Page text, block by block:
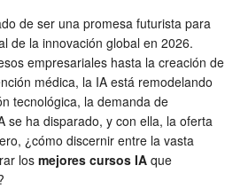
de ser una promesa futurista para
de la innovación global en 2026.
empresariales hasta la creación de
médica, la IA está remodelando
tecnológica, la demanda de
se ha disparado, y con ella, la oferta
¿cómo discernir entre la vasta
los mejores cursos IA que